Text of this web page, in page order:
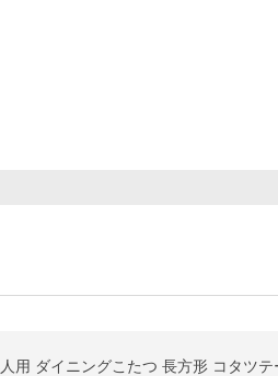
用 ダイニングこたつ 長方形 コタツ